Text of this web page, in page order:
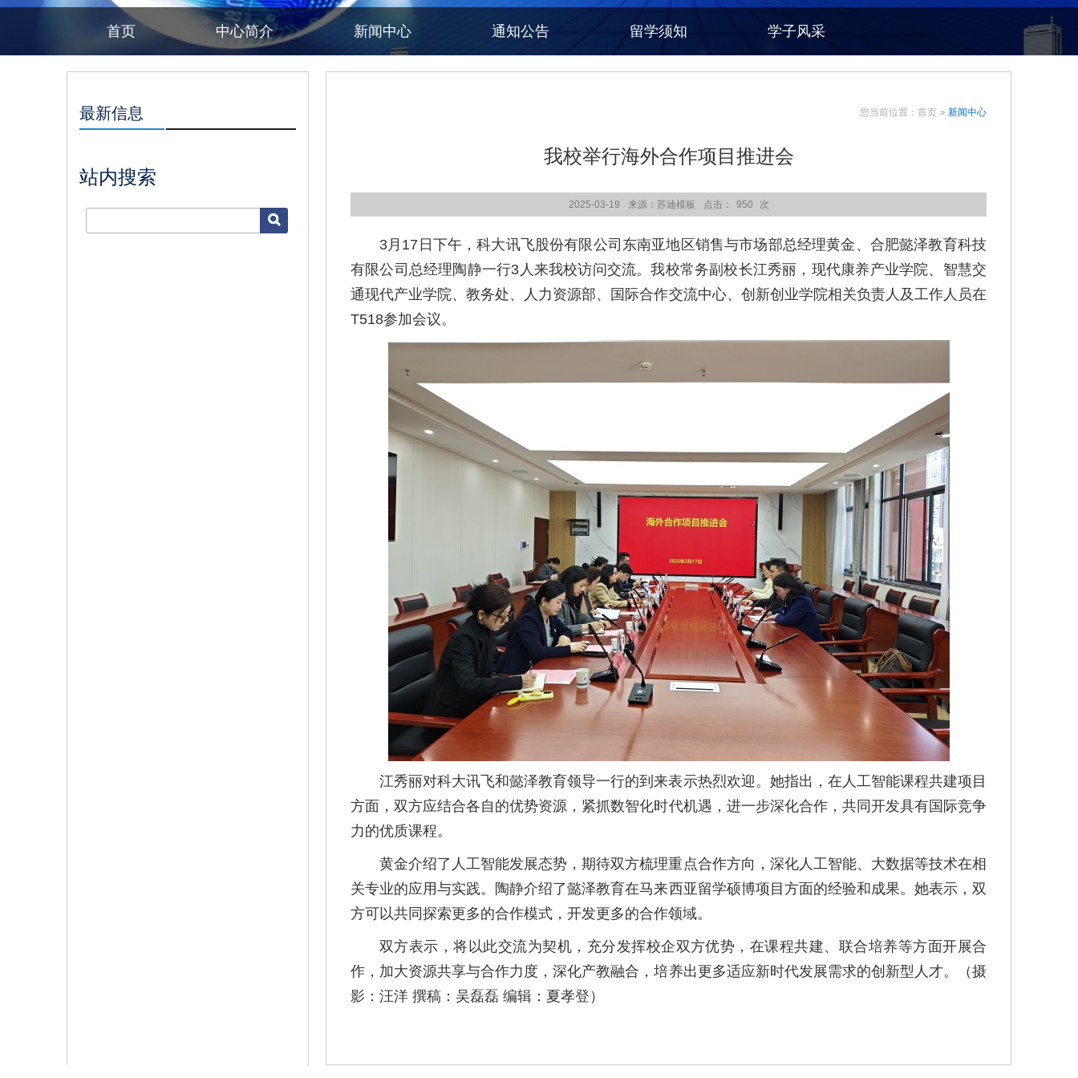
首页 中心简介 新闻中心 通知公告 留学须知 学子风采
最新信息
站内搜索
您当前位置： 首页 新闻中心
我校举行海外合作项目推进会
2025-03-19 来源：苏迪模板 点击： 950 次
3月17日下午，科大讯飞股份有限公司东南亚地区销售与市场部总经理黄金、合肥懿泽教育科技
有限公司总经理陶静一行3人来我校访问交流。我校常务副校长江秀丽，现代康养产业学院、智慧交
通现代产业学院、教务处、人力资源部、国际合作交流中心、创新创业学院相关负责人及工作人员在
T518参加会议。
江秀丽对科大讯飞和懿泽教育领导一行的到来表示热烈欢迎。她指出，在人工智能课程共建项目
方面，双方应结合各自的优势资源，紧抓数智化时代机遇，进一步深化合作，共同开发具有国际竞争
力的优质课程。
黄金介绍了人工智能发展态势，期待双方梳理重点合作方向，深化人工智能、大数据等技术在相
关专业的应用与实践。陶静介绍了懿泽教育在马来西亚留学硕博项目方面的经验和成果。她表示，双
方可以共同探索更多的合作模式，开发更多的合作领域。
双方表示，将以此交流为契机，充分发挥校企双方优势，在课程共建、联合培养等方面开展合
作，加大资源共享与合作力度，深化产教融合，培养出更多适应新时代发展需求的创新型人才。（摄
影：汪洋 撰稿：吴磊磊 编辑：夏孝登）